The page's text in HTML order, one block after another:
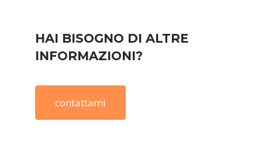
HAI BISOGNO DI ALTRE
INFORMAZIONI?
contattami